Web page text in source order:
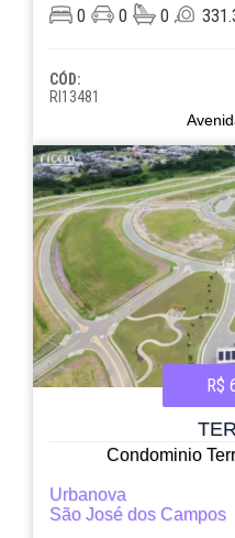
0 0 0
CÓD:
RI13481
R$
Condominio
Urbanova
São José dos Campos